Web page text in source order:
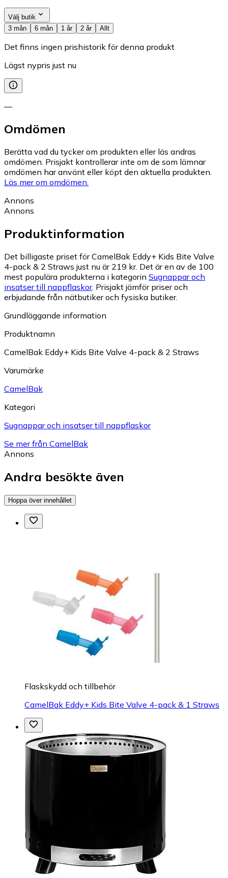
Välj butik
3 mån
6 mån 1 år 2 år Allt
Det finns ingen prishistorik för denna produkt
Lägst nypris just nu
—
Omdömen
Berätta vad du tycker om produkten eller läs andras
omdömen. Prisjakt kontrollerar inte om de som lämnar
omdömen har använt eller köpt den aktuella produkten.
Läs mer om omdömen.
Annons
Annons
Produktinformation
Det billigaste priset för CamelBak Eddy+ Kids Bite Valve
4-pack & 2 Straws just nu är 219 kr. Det är en av de 100
mest populära produkterna i kategorin Sugnappar och
insatser till nappflaskor. Prisjakt jämför priser och
erbjudande från nätbutiker och fysiska butiker.
Grundläggande information
Produktnamn
CamelBak Eddy+ Kids Bite Valve 4-pack & 2 Straws
Varumärke
CamelBak
Kategori
Sugnappar och insatser till nappflaskor
Se mer från CamelBak
Annons
Andra besökte även
Hoppa över innehållet
Flaskskydd och tillbehör
CamelBak Eddy+ Kids Bite Valve 4-pack & 1 Straws